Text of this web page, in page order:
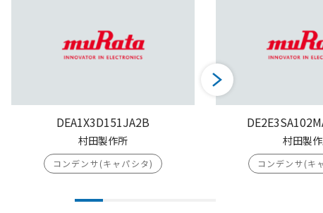
DEA1X3D151JA2B
村田製作所
コンデンサ(キャパシタ)
村田製
コンデンサ(キ